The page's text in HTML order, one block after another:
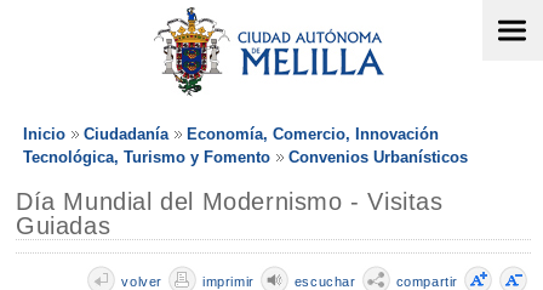
Inicio Ciudadanía
Economía, Comercio, Innovación
Tecnológica, Turismo y Fomento
Convenios Urbanísticos
Día Mundial del Modernismo - Visitas
Guiadas
compartir
escuchar
imprimir
volver